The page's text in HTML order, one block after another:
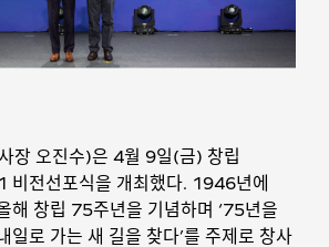
장 오진수)은 4월 9일(금) 창립
전선포식을 개최했다. 1946년에
해 창립 75주년을 기념하며 ‘75년을
일로 가는 새 길을 찾다’를 주제로 창사